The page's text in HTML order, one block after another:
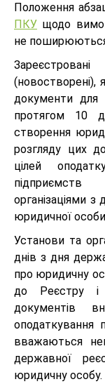
Положення
ПКУ щодо
не
(новостворені),
документи для
протягом 10
створення
розгляду цих
цілей
організаціями
юридичної
Установи та
днів з дня
про юридичну
до Реєстру і
документів
оподаткування
вважаються
державної
юридичну особу.